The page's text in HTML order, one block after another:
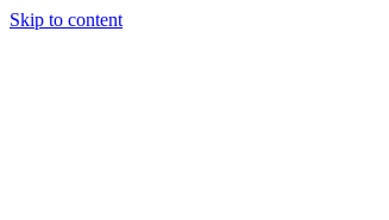
Skip to content